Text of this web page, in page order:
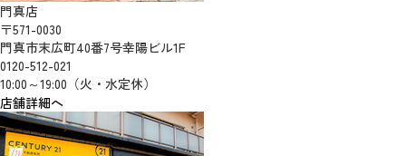
門真店
〒571-0030
門真市末広町40番7号幸陽ビル1F
0120-512-021
10:00～19:00（火・水定休）
店舗詳細へ